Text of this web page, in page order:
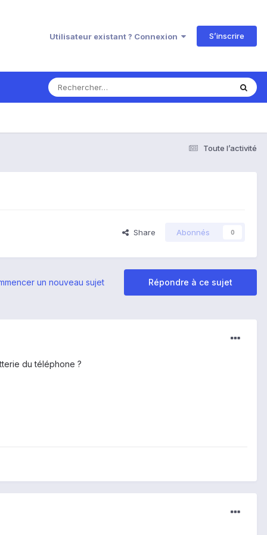
Utilisateur existant ? Connexion S’inscrire
Toute l’activité
Share Abonnés 0
Répondre à ce sujet
un nouveau sujet
du téléphone ?